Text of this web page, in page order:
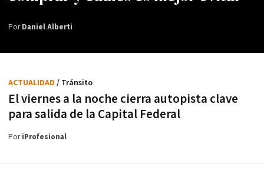
PorDaniel Alberti
El viernes a la noche cierra autopista clave
para salida de la Capital Federal
ACTUALIDAD / Tránsito
PoriProfesional